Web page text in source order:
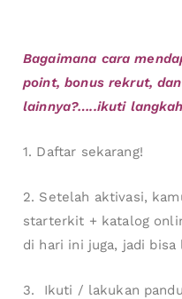
Bagaimana cara
point, bonus rekrut,
lainnya?…..ikuti
1. Daftar sekarang!
2. Setelah aktivasi,
starterkit + katalog
di hari ini juga, jadi
3. Ikuti / lakukan